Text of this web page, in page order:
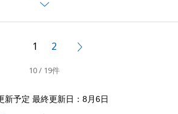
に入ってくださるお客様が見つか
約が出来ました事、大変嬉しく思い
ものだと改めて痛感いたしました。
1 2
10 / 19件
新予定 最終更新日：8月6日